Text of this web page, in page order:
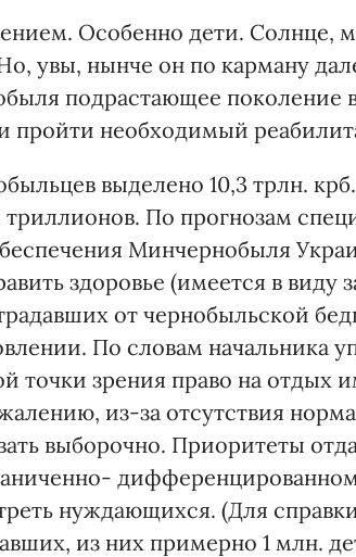
Особенно дети. Солнце,
увы, нынче он по карману
подрастающее поколение
пройти необходимый
выделено 10,3 трлн.
По прогнозам
Минчернобыля
здоровье (имеется в виду
от чернобыльской
По словам начальника
точки зрения право на отдых
из-за отсутствия
выборочно. Приоритеты
нуждающихся. (Для
из них примерно 1 млн.